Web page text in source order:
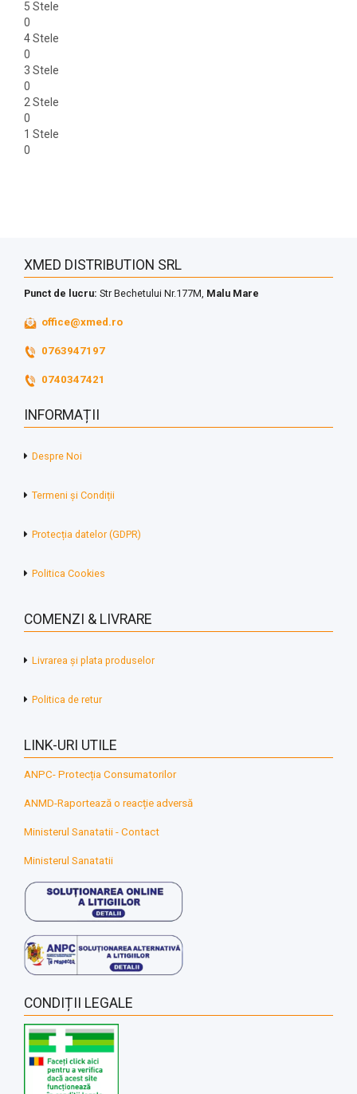
5 Stele
0
4 Stele
0
3 Stele
0
2 Stele
0
1 Stele
0
XMED DISTRIBUTION SRL
Punct de lucru: Str Bechetului Nr.177M, Malu Mare
office@xmed.ro
0763947197
0740347421
INFORMAȚII
Despre Noi
Termeni și Condiții
Protecția datelor (GDPR)
Politica Cookies
COMENZI & LIVRARE
Livrarea și plata produselor
Politica de retur
LINK-URI UTILE
ANPC- Protecția Consumatorilor
ANMD-Raportează o reacție adversă
Ministerul Sanatatii - Contact
Ministerul Sanatatii
CONDIȚII LEGALE